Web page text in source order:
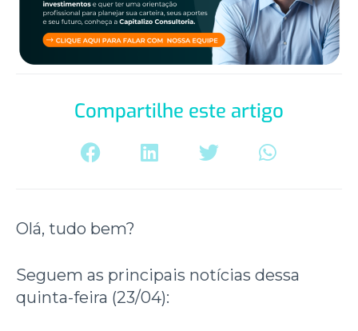
Compartilhe este artigo
Olá, tudo bem?
Seguem as principais notícias dessa
quinta-feira (23/04):